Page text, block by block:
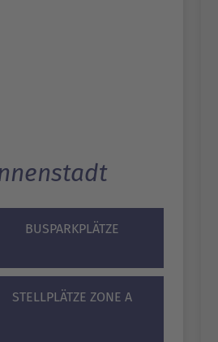
BUSPARKPLÄTZE
STELLPLÄTZE ZONE A